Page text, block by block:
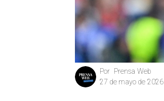
Prensa Web
Por
27 de mayo de 2026